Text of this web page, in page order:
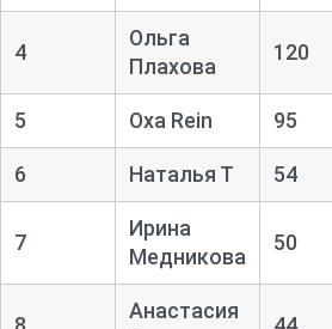
4
Ольга
Плахова
120
5 Oxa Rein 95
6 Наталья Т 54
7
Ирина
Медникова
50
Анастасия